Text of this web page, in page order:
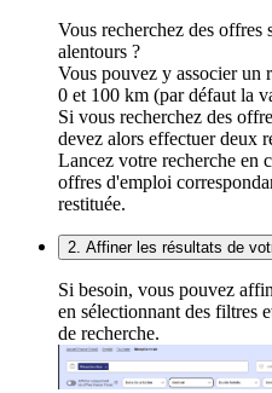
Vous recherchez des offres
alentours ?
Vous pouvez y associer un
0 et 100 km (par défaut la
Si vous recherchez des
devez alors effectuer deux
Lancez votre recherche en
offres d'emploi
restituée.
2. Affiner les résultats de
Si besoin, vous pouvez
en sélectionnant des filtres
de recherche.